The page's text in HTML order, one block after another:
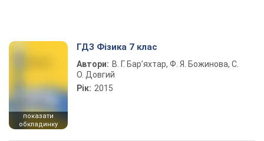
показати
обкладинку
ГДЗ Фізика 7 клас
Автори: В. Г. Бар’яхтар, Ф. Я. Божинова, С.
О. Довгий
Рік: 2015